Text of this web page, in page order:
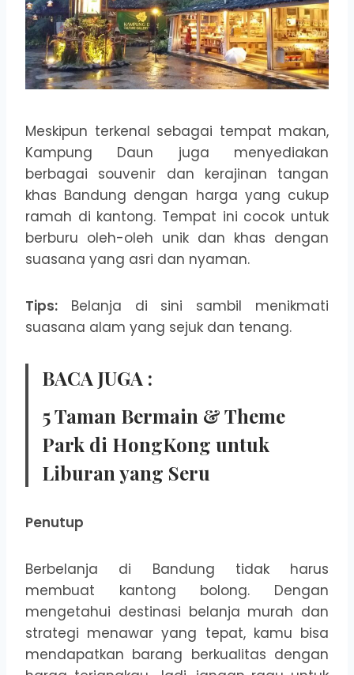
Meskipun terkenal sebagai tempat makan,
Kampung Daun juga menyediakan
berbagai souvenir dan kerajinan tangan
khas Bandung dengan harga yang cukup
ramah di kantong. Tempat ini cocok untuk
berburu oleh-oleh unik dan khas dengan
suasana yang asri dan nyaman.
Tips: Belanja di sini sambil menikmati
suasana alam yang sejuk dan tenang.
BACA JUGA :
5 Taman Bermain & Theme
Park di HongKong untuk
Liburan yang Seru
Penutup
Berbelanja di Bandung tidak harus
membuat kantong bolong. Dengan
mengetahui destinasi belanja murah dan
strategi menawar yang tepat, kamu bisa
mendapatkan barang berkualitas dengan